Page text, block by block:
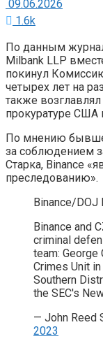
09.06.2026
1.6k
По данным
Milbank LLP
покинул
четырех лет на
также
прокуратуре
По мнению
за соблюдением
Старка, Binance
преследованию».
Binance/DOJ
Binance and
criminal
team:
Crimes Unit
Southern
the SEC's
— John Reed
2023